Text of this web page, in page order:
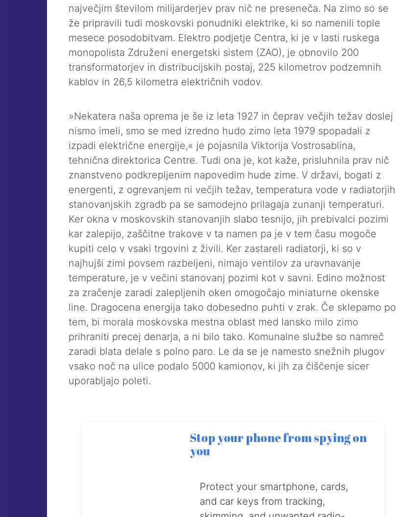
največjim številom milijarderjev prav nič ne preseneča. Na zimo so se
že pripravili tudi moskovski ponudniki elektrike, ki so namenili tople
mesece posodobitvam. Elektro podjetje Centra, ki je v lasti ruskega
monopolista Združeni energetski sistem (ZAO), je obnovilo 200
transformatorjev in distribucijskih postaj, 225 kilometrov podzemnih
kablov in 26,5 kilometra električnih vodov.
»Nekatera naša oprema je še iz leta 1927 in čeprav večjih težav doslej
nismo imeli, smo se med izredno hudo zimo leta 1979 spopadali z
izpadi električne energije,« je pojasnila Viktorija Vostrosablina,
tehnična direktorica Centre. Tudi ona je, kot kaže, prisluhnila prav nič
znanstveno podkrepljenim napovedim hude zime. V državi, bogati z
energenti, z ogrevanjem ni večjih težav, temperatura vode v radiatorjih
stanovanjskih zgradb pa se samodejno prilagaja zunanji temperaturi.
Ker okna v moskovskih stanovanjih slabo tesnijo, jih prebivalci pozimi
kar zalepijo, zaščitne trakove v ta namen pa je v tem času mogoče
kupiti celo v vsaki trgovini z živili. Ker zastareli radiatorji, ki so v
najhujši zimi povsem razbeljeni, nimajo ventilov za uravnavanje
temperature, je v večini stanovanj pozimi kot v savni. Edino možnost
za zračenje zaradi zalepljenih oken omogočajo miniaturne okenske
line. Dragocena energija tako dobesedno puhti v zrak. Če sklepamo po
tem, bi morala moskovska mestna oblast med lansko milo zimo
prihraniti precej denarja, a ni bilo tako. Komunalne službe so namreč
zaradi blata delale s polno paro. Le da se je namesto snežnih plugov
vsako noč na ulice podalo 5000 kamionov, ki jih za čiščenje sicer
uporabljajo poleti.
Stop your phone from spying on
you
Protect your smartphone, cards,
and car keys from tracking,